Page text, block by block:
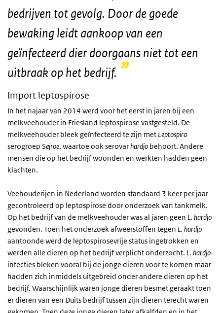
bedrijven tot gevolg. Door de goede
bewaking leidt aankoop van een
geïnfecteerd dier doorgaans niet tot een
uitbraak op het bedrijf.
Import leptospirose
In het najaar van 2014 werd voor het eerst in jaren bij een
melkveehouder in Friesland leptospirose vastgesteld. De
melkveehouder bleek geïnfecteerd te zijn met Leptospira
serogroep Sejroe, waartoe ook serovarhardjo behoort. Andere
mensen die op het bedrijf woonden en werkten hadden geen
klachten.
Veehouderijen in Nederland worden standaard 3 keer per jaar
gecontroleerd op leptospirose door onderzoek van tankmelk.
Op het bedrijf van de melkveehouder was al jaren geen L. hardjo
gevonden. Toen het onderzoek afweerstoffen tegen L. hardjo
aantoonde werd de leptospirosevrije status ingetrokken en
werden alle dieren op het bedrijf verplicht onderzocht. L. hardjo-
infecties bleken vooral bij de jonge dieren voor te komen maar
hadden zich inmiddels uitgebreid onder andere dieren op het
bedrijf. Waarschijnlijk waren jonge dieren besmet geraakt toen
er dieren van een Duits bedrijf tussen zijn dieren terecht waren